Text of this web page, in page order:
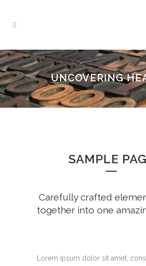
UNCOVERING
SAMPLE
Carefully crafted
together into one
Lorem ipsum dolor sit amet,